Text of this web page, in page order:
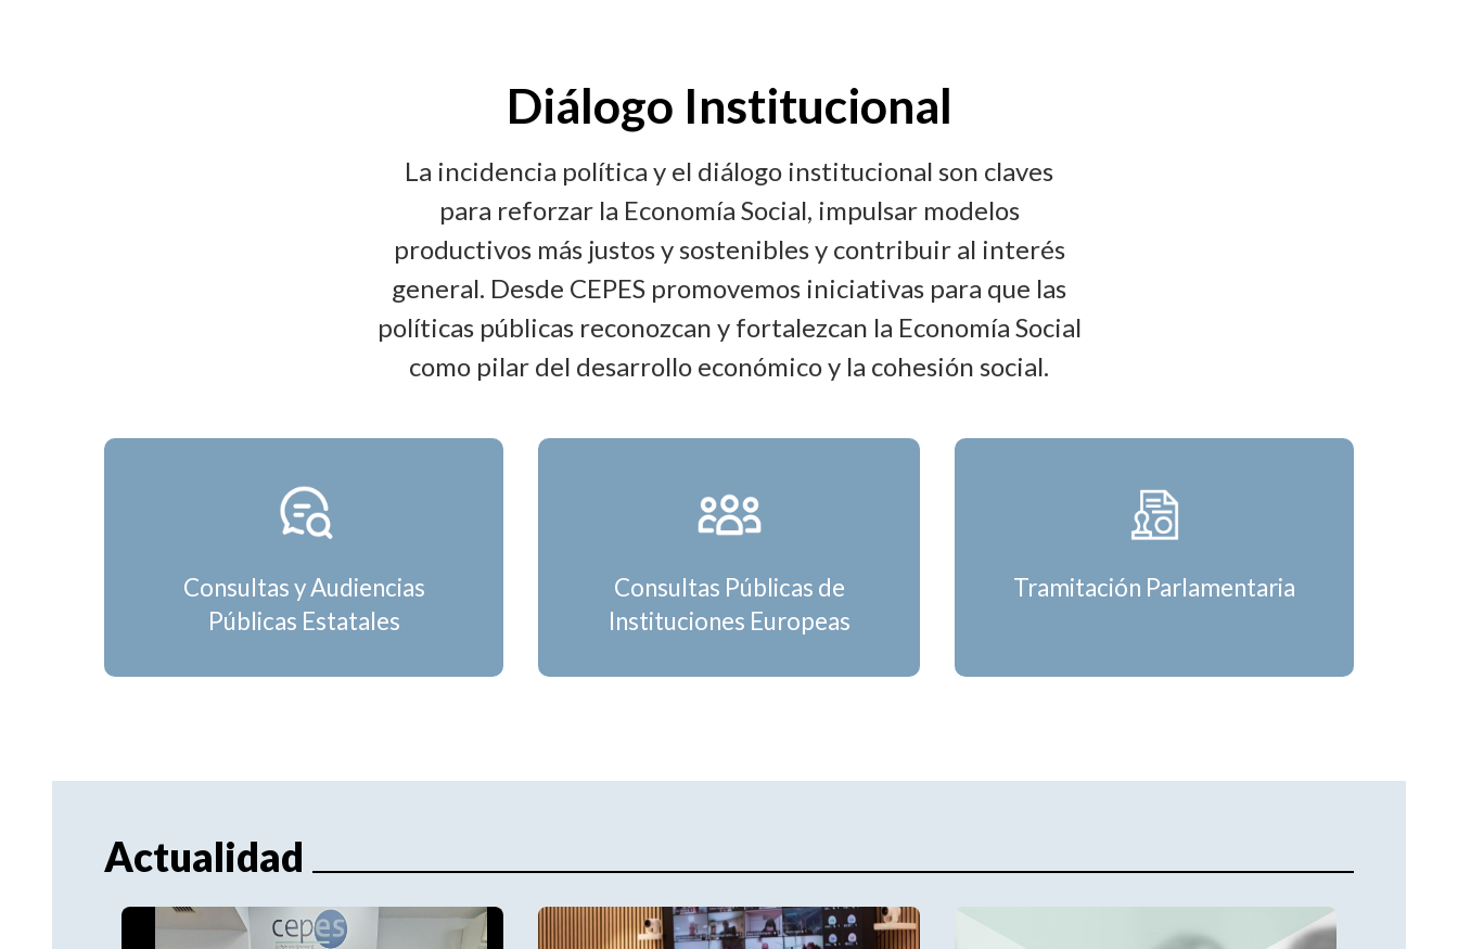
Diálogo Institucional
La incidencia política y el diálogo institucional son claves
para reforzar la Economía Social, impulsar modelos
productivos más justos y sostenibles y contribuir al interés
general. Desde CEPES promovemos iniciativas para que las
políticas públicas reconozcan y fortalezcan la Economía Social
como pilar del desarrollo económico y la cohesión social.
Consultas y Audiencias
Públicas Estatales
Consultas Públicas de
Instituciones Europeas
Tramitación Parlamentaria
Actualidad